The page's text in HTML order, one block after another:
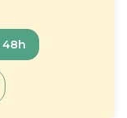
48h